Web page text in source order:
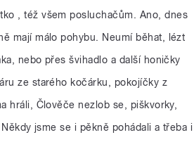
, též všem posluchačům. Ano, dnes
mají málo pohybu. Neumí běhat, lézt
nebo přes švihadlo a další honičky
ze starého kočárku, pokojíčky z
hráli, Člověče nezlob se, piškvorky,
jsme se i pěkně pohádali a třeba i